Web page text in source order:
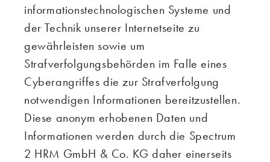
informationstechnologischen Systeme und
der Technik unserer Internetseite zu
gewährleisten sowie um
Strafverfolgungsbehörden im Falle eines
Cyberangriffes die zur Strafverfolgung
notwendigen Informationen bereitzustellen.
Diese anonym erhobenen Daten und
Informationen werden durch die Spectrum
2 HRM GmbH & Co. KG daher einerseits